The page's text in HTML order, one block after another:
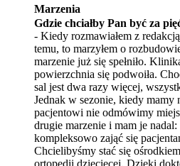
Marzenia
Gdzie chciałby Pan być za pi
- Kiedy rozmawiałem z
temu, to marzyłem o
marzenie już się spełniło.
powierzchnia się podwoiła.
sal jest dwa razy więcej,
Jednak w sezonie, kiedy mamy
pacjentowi nie odmówimy
drugie marzenie i mam je
kompleksowo zająć się
Chcielibyśmy stać się
ortopedii dziecięcej. Dzięki